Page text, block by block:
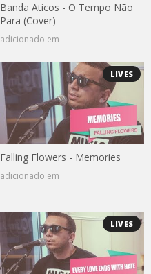
Banda Aticos - O Tempo Não
Para (Cover)
adicionado em
LIVES
Falling Flowers - Memories
adicionado em
LIVES